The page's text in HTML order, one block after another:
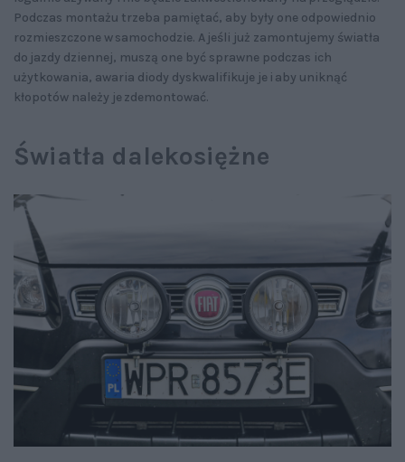
Podczas montażu trzeba pamiętać, aby były one odpowiednio
rozmieszczone w samochodzie. A jeśli już zamontujemy światła
do jazdy dziennej, muszą one być sprawne podczas ich
użytkowania, awaria diody dyskwalifikuje je i aby uniknąć
kłopotów należy je zdemontować.
Światła dalekosiężne